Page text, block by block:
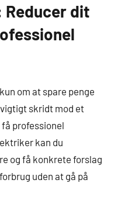
dit
om at spare penge
skridt mod et
professionel
kan du
og få konkrete forslag
uden at gå på